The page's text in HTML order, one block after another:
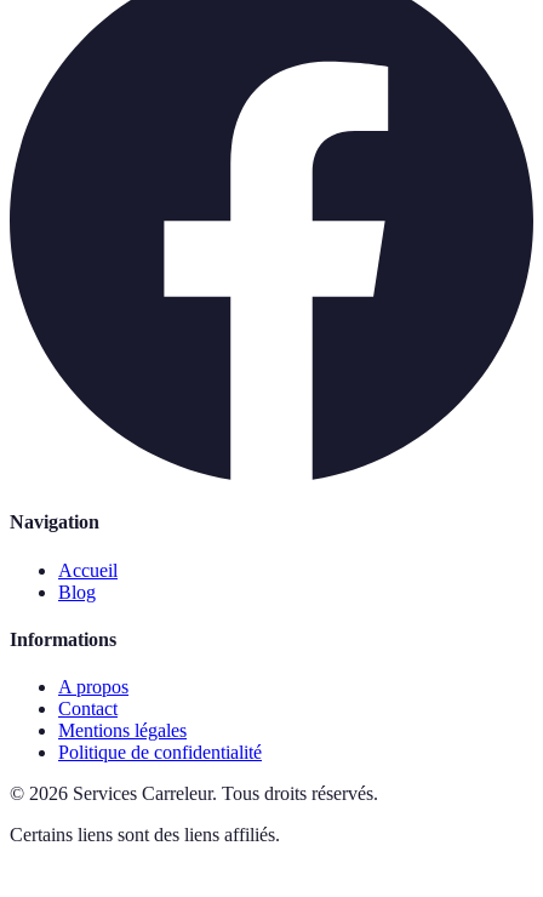
Navigation
Accueil
Blog
Informations
A propos
Contact
Mentions légales
Politique de confidentialité
© 2026 Services Carreleur. Tous droits réservés.
Certains liens sont des liens affiliés.